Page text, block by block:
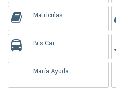
Matriculas
Bus Car
María Ayuda